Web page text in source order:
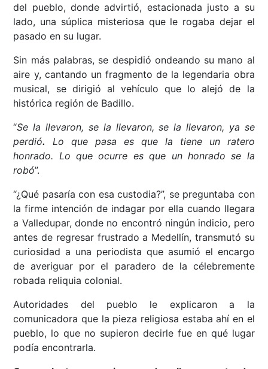
del pueblo, donde advirtió, estacionada justo a su
lado, una súplica misteriosa que le rogaba dejar el
pasado en su lugar.
Sin más palabras, se despidió ondeando su mano al
aire y, cantando un fragmento de la legendaria obra
musical, se dirigió al vehículo que lo alejó de la
histórica región de Badillo.
“Se la llevaron, se la llevaron, se la llevaron, ya se
perdió.
Lo que pasa es que la tiene un ratero
honrado. Lo que ocurre es que un honrado se la
robó”.
“¿Qué pasaría con esa custodia?”, se preguntaba con
la firme intención de indagar por ella cuando llegara
a Valledupar, donde no encontró ningún indicio, pero
antes de regresar frustrado a Medellín, transmutó su
curiosidad a una periodista que asumió el encargo
de averiguar por el paradero de la célebremente
robada reliquia colonial.
Autoridades del pueblo le explicaron a la
comunicadora que la pieza religiosa estaba ahí en el
pueblo, lo que no supieron decirle fue en qué lugar
podía encontrarla.